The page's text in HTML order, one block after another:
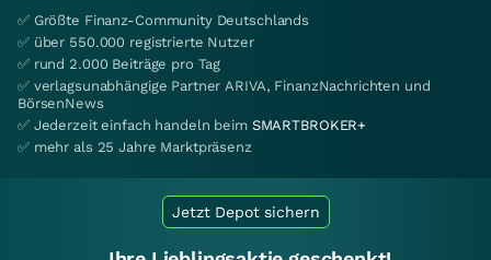
✅ Größte Finanz-Community Deutschlands
✅ über 550.000 registrierte Nutzer
✅ rund 2.000 Beiträge pro Tag
✅ verlagsunabhängige Partner ARIVA, FinanzNachrichten und
BörsenNews
✅ Jederzeit einfach handeln beim SMARTBROKER+
✅ mehr als 25 Jahre Marktpräsenz
Jetzt Depot sichern